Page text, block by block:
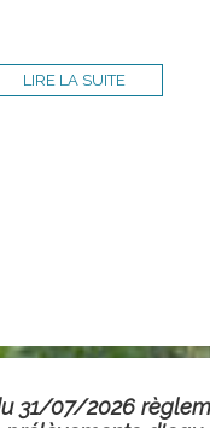
LIRE LA SUITE
31/07/2026